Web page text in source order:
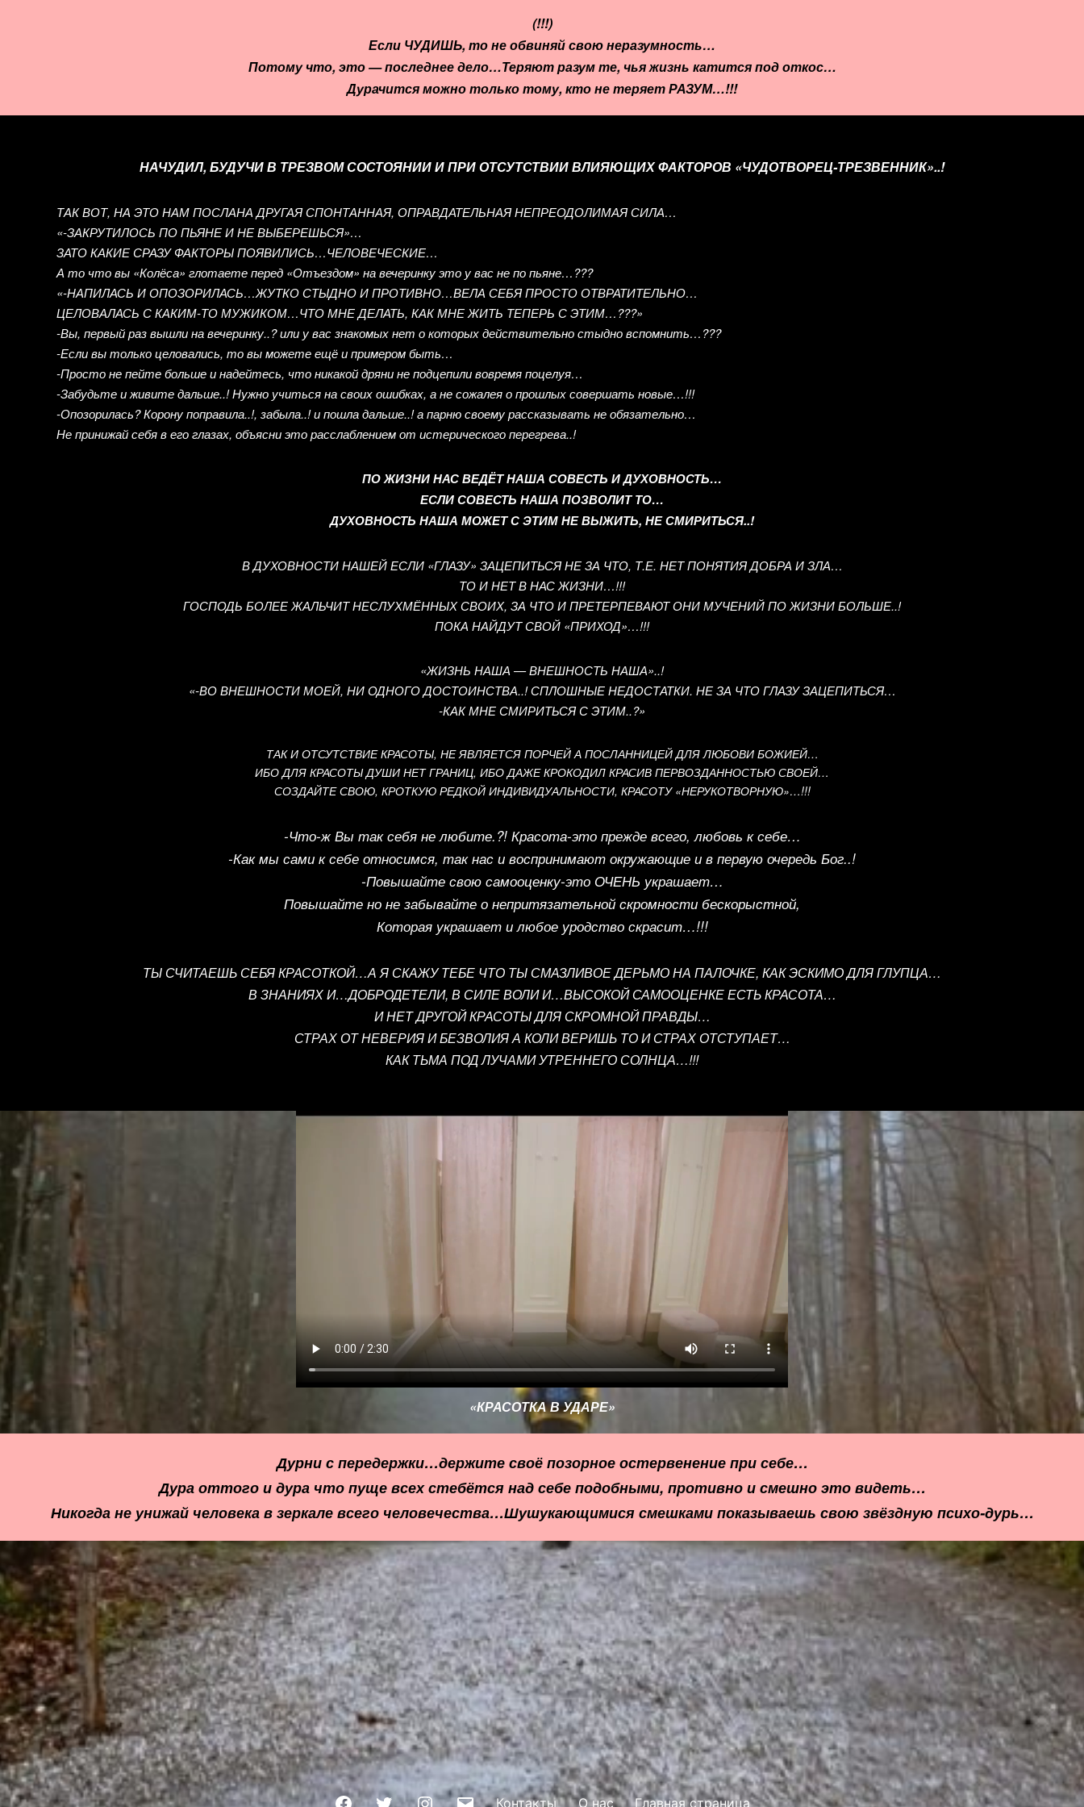
(!!!)
Если ЧУДИШЬ, то не обвиняй свою неразумность…
Потому что, это — последнее дело…Теряют разум те, чья жизнь катится под откос…
Дурачится можно только тому, кто не теряет РАЗУМ…!!!
НАЧУДИЛ, БУДУЧИ В ТРЕЗВОМ СОСТОЯНИИ И ПРИ ОТСУТСТВИИ ВЛИЯЮЩИХ ФАКТОРОВ «ЧУДОТВОРЕЦ-ТРЕЗВЕННИК»..!
ТАК ВОТ, НА ЭТО НАМ ПОСЛАНА ДРУГАЯ СПОНТАННАЯ, ОПРАВДАТЕЛЬНАЯ НЕПРЕОДОЛИМАЯ СИЛА…
«-ЗАКРУТИЛОСЬ ПО ПЬЯНЕ И НЕ ВЫБЕРЕШЬСЯ»…
ЗАТО КАКИЕ СРАЗУ ФАКТОРЫ ПОЯВИЛИСЬ…ЧЕЛОВЕЧЕСКИЕ…
А то что вы «Колёса» глотаете перед «Отъездом» на вечеринку это у вас не по пьяне…???
«-НАПИЛАСЬ И ОПОЗОРИЛАСЬ…ЖУТКО СТЫДНО И ПРОТИВНО…ВЕЛА СЕБЯ ПРОСТО ОТВРАТИТЕЛЬНО…
ЦЕЛОВАЛАСЬ С КАКИМ-ТО МУЖИКОМ…ЧТО МНЕ ДЕЛАТЬ, КАК МНЕ ЖИТЬ ТЕПЕРЬ С ЭТИМ…???»
-Вы, первый раз вышли на вечеринку..? или у вас знакомых нет о которых действительно стыдно вспомнить…???
-Если вы только целовались, то вы можете ещё и примером быть…
-Просто не пейте больше и надейтесь, что никакой дряни не подцепили вовремя поцелуя…
-Забудьте и живите дальше..! Нужно учиться на своих ошибках, а не сожалея о прошлых совершать новые…!!!
-Опозорилась? Корону поправила..!, забыла..! и пошла дальше..! а парню своему рассказывать не обязательно…
Не принижай себя в его глазах, объясни это расслаблением от истерического перегрева..!
ПО ЖИЗНИ НАС ВЕДЁТ НАША СОВЕСТЬ И ДУХОВНОСТЬ…
ЕСЛИ СОВЕСТЬ НАША ПОЗВОЛИТ ТО…
ДУХОВНОСТЬ НАША МОЖЕТ С ЭТИМ НЕ ВЫЖИТЬ, НЕ СМИРИТЬСЯ..!
В ДУХОВНОСТИ НАШЕЙ ЕСЛИ «ГЛАЗУ» ЗАЦЕПИТЬСЯ НЕ ЗА ЧТО, Т.Е. НЕТ ПОНЯТИЯ ДОБРА И ЗЛА…
ТО И НЕТ В НАС ЖИЗНИ…!!!
ГОСПОДЬ БОЛЕЕ ЖАЛЬЧИТ НЕСЛУХМЁННЫХ СВОИХ, ЗА ЧТО И ПРЕТЕРПЕВАЮТ ОНИ МУЧЕНИЙ ПО ЖИЗНИ БОЛЬШЕ..!
ПОКА НАЙДУТ СВОЙ «ПРИХОД»…!!!
«ЖИЗНЬ НАША — ВНЕШНОСТЬ НАША»..!
«-ВО ВНЕШНОСТИ МОЕЙ, НИ ОДНОГО ДОСТОИНСТВА..! СПЛОШНЫЕ НЕДОСТАТКИ. НЕ ЗА ЧТО ГЛАЗУ ЗАЦЕПИТЬСЯ…
-КАК МНЕ СМИРИТЬСЯ С ЭТИМ..?»
ТАК И ОТСУТСТВИЕ КРАСОТЫ, НЕ ЯВЛЯЕТСЯ ПОРЧЕЙ А ПОСЛАННИЦЕЙ ДЛЯ ЛЮБОВИ БОЖИЕЙ…
ИБО ДЛЯ КРАСОТЫ ДУШИ НЕТ ГРАНИЦ, ИБО ДАЖЕ КРОКОДИЛ КРАСИВ ПЕРВОЗДАННОСТЬЮ СВОЕЙ…
СОЗДАЙТЕ СВОЮ, КРОТКУЮ РЕДКОЙ ИНДИВИДУАЛЬНОСТИ, КРАСОТУ «НЕРУКОТВОРНУЮ»…!!!
-Что-ж Вы так себя не любите.?! Красота-это прежде всего, любовь к себе…
-Как мы сами к себе относимся, так нас и воспринимают окружающие и в первую очередь Бог..!
-Повышайте свою самооценку-это ОЧЕНЬ украшает…
Повышайте но не забывайте о непритязательной скромности бескорыстной,
Которая украшает и любое уродство скрасит…!!!
ТЫ СЧИТАЕШЬ СЕБЯ КРАСОТКОЙ…А Я СКАЖУ ТЕБЕ ЧТО ТЫ СМАЗЛИВОЕ ДЕРЬМО НА ПАЛОЧКЕ, КАК ЭСКИМО ДЛЯ ГЛУПЦА…
В ЗНАНИЯХ И…ДОБРОДЕТЕЛИ, В СИЛЕ ВОЛИ И…ВЫСОКОЙ САМООЦЕНКЕ ЕСТЬ КРАСОТА…
И НЕТ ДРУГОЙ КРАСОТЫ ДЛЯ СКРОМНОЙ ПРАВДЫ…
СТРАХ ОТ НЕВЕРИЯ И БЕЗВОЛИЯ А КОЛИ ВЕРИШЬ ТО И СТРАХ ОТСТУПАЕТ…
КАК ТЬМА ПОД ЛУЧАМИ УТРЕННЕГО СОЛНЦА…!!!
«КРАСОТКА В УДАРЕ»
Дурни с передержки…держите своё позорное остервенение при себе…
Дура оттого и дура что пуще всех стебётся над себе подобными, противно и смешно это видеть…
Никогда не унижай человека в зеркале всего человечества…Шушукающимися смешками показываешь свою звёздную психо-дурь…
FacebookTwitterInstagramПочтаКонтакты О нас Главная страница